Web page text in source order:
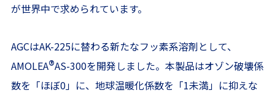
が世界中で求められています。
AGCはAK-225に替わる新たなフッ素系溶剤として、
AMOLEA®AS-300を開発しました。本製品はオゾン破壊係
数を「ほぼ0」に、地球温暖化係数を「1未満」に抑えな